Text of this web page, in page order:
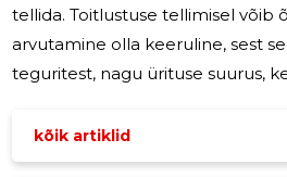
tellida. Toitlustuse tellimisel võib
arvutamine olla keeruline, sest
teguritest, nagu ürituse suurus,
vajaminev toidu kogus toitlustuse
osalejate arv: Esimene samm
kõik artiklid